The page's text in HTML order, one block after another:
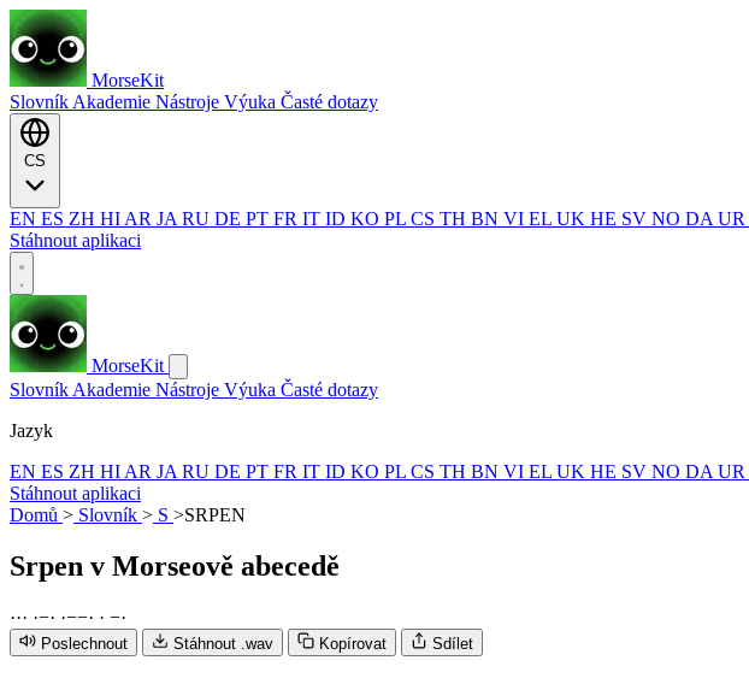
MorseKit
Slovník Akademie Nástroje Výuka Časté dotazy
EN ES ZH HI AR JA RU DE PT FR IT ID KO PL CS TH BN VI EL UK HE SV NO DA UR
Stáhnout aplikaci
MorseKit
Slovník Akademie Nástroje Výuka Časté dotazy
Jazyk
EN ES ZH HI AR JA RU DE PT FR IT ID KO PL CS TH BN VI EL UK HE SV NO DA UR
Stáhnout aplikaci
Domů > Slovník > S >SRPEN
Srpen v Morseově abecedě
··· ·−· ·−−· · −·
Poslechnout Stáhnout .wav Kopírovat Sdílet